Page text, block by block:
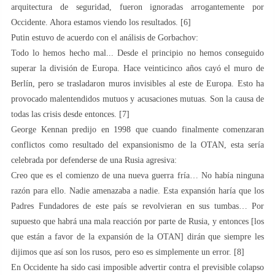
arquitectura de seguridad, fueron ignoradas arrogantemente por
Occidente. Ahora estamos viendo los resultados. [6]
Putin estuvo de acuerdo con el análisis de Gorbachov:
Todo lo hemos hecho mal... Desde el principio no hemos conseguido
superar la división de Europa. Hace veinticinco años cayó el muro de
Berlín, pero se trasladaron muros invisibles al este de Europa. Esto ha
provocado malentendidos mutuos y acusaciones mutuas. Son la causa de
todas las crisis desde entonces. [7]
George Kennan predijo en 1998 que cuando finalmente comenzaran
conflictos como resultado del expansionismo de la OTAN, esta sería
celebrada por defenderse de una Rusia agresiva:
Creo que es el comienzo de una nueva guerra fría… No había ninguna
razón para ello. Nadie amenazaba a nadie. Esta expansión haría que los
Padres Fundadores de este país se revolvieran en sus tumbas… Por
supuesto que habrá una mala reacción por parte de Rusia, y entonces [los
que están a favor de la expansión de la OTAN] dirán que siempre les
dijimos que así son los rusos, pero eso es simplemente un error. [8]
En Occidente ha sido casi imposible advertir contra el previsible colapso